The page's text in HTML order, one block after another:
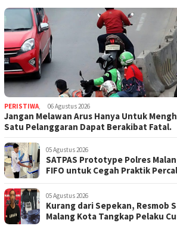
PERISTIWA, 06 Agustus 2026
Jangan Melawan Arus Hanya Untuk
Satu Pelanggaran Dapat Berakibat Fatal.
05 Agustus 2026
SATPAS Prototype Polres
FIFO untuk Cegah Praktik
05 Agustus 2026
Kurang dari Sepekan, Resmob
Malang Kota Tangkap Pelaku